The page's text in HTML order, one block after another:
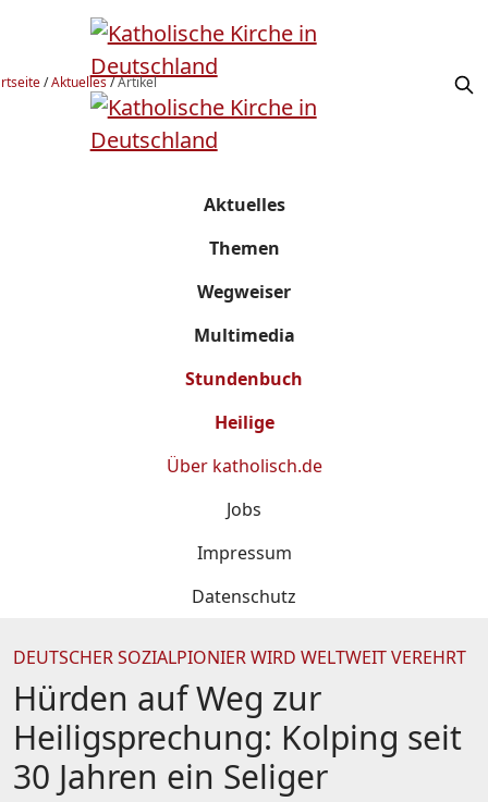
/Aktuelles/Artikel
Aktuelles
Themen
Wegweiser
Multimedia
Stundenbuch
Heilige
Über katholisch.de
Jobs
Impressum
Datenschutz
DEUTSCHER SOZIALPIONIER WIRD WELTWEIT VEREHRT
Hürden auf Weg zur
Heiligsprechung: Kolping seit
30 Jahren ein Seliger